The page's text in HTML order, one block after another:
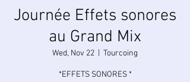
Journée Effets sonores
au Grand Mix
Wed, Nov 22 Tourcoing
*EFFETS SONORES *